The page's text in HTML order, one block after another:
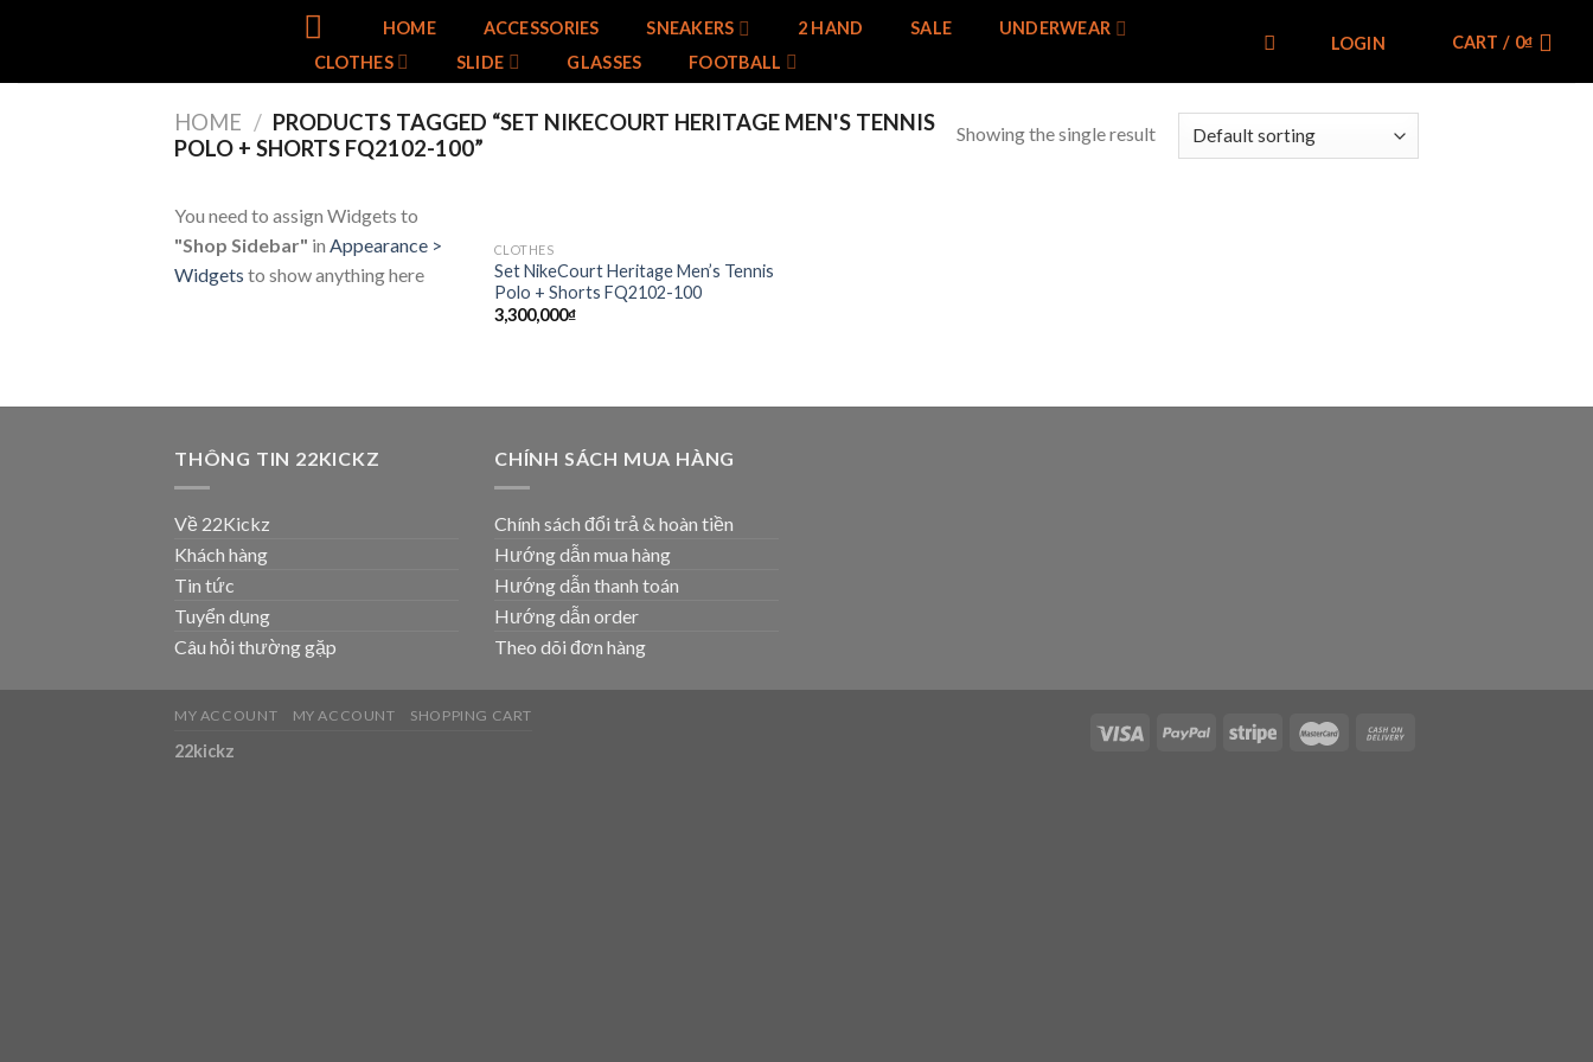
HOME ACCESSORIES SNEAKERS 2 HAND SALE
UNDERWEAR
CLOTHES
SLIDE GLASSES FOOTBALL
LOGIN CART / 0₫
HOME / PRODUCTS TAGGED “SET NIKECOURT HERITAGE MEN'S TENNIS
POLO + SHORTS FQ2102-100”
Showing the single result
You need to assign Widgets to
"Shop Sidebar" in Appearance >
Widgets to show anything here
Add to
wishlist
CLOTHES
Set NikeCourt Heritage Men’s Tennis
Polo + Shorts FQ2102-100
3,300,000₫
THÔNG TIN 22KICKZ
Về 22Kickz
Khách hàng
Tin tức
Tuyển dụng
Câu hỏi thường gặp
CHÍNH SÁCH MUA HÀNG
Chính sách đổi trả & hoàn tiền
Hướng dẫn mua hàng
Hướng dẫn thanh toán
Hướng dẫn order
Theo dõi đơn hàng
MY ACCOUNT MY ACCOUNT SHOPPING CART
22kickz